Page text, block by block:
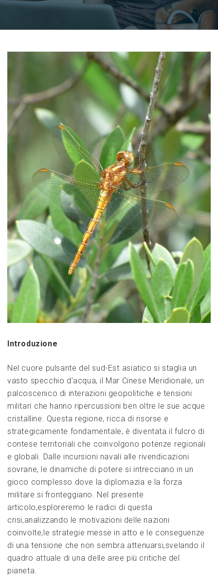
Introduzione
Nel cuore ⁤pulsante del sud-Est ⁤asiatico si staglia un
vasto ‌specchio‍ d’acqua, il Mar Cinese Meridionale, ⁣un
palcoscenico ​di interazioni geopolitiche e ​tensioni
militari⁢ che hanno ripercussioni ben oltre le sue acque
cristalline. Questa‍ regione, ricca di risorse e
strategicamente fondamentale, è diventata il fulcro di
contese ⁤territoriali che coinvolgono potenze⁤ regionali
e globali. Dalle ‌incursioni navali alle rivendicazioni
sovrane, le dinamiche di potere si intrecciano ​in un
gioco complesso dove la diplomazia⁤ e la forza
⁢militare si‍ fronteggiano. ‍Nel presente
articolo,esploreremo le radici⁤ di questa
crisi,analizzando le motivazioni‍ delle nazioni
coinvolte,le strategie messe in atto e le‍ conseguenze
di una tensione che non ⁣sembra attenuarsi,svelando il⁢
quadro⁣ attuale‍ di una ⁤delle aree più critiche del
pianeta.